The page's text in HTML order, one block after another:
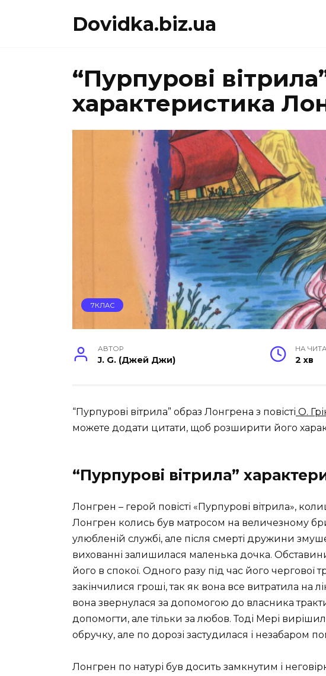
Dovidka.biz.ua
“Пурпурові
характеристика
7КЛАС
АВТОР
J. G. (Джей Джи)
НА
2 хв
“Пурпурові вітрила” образ Лонгрена з повісті О.
можете додати цитати, щоб розширити його
“Пурпурові вітрила”
Лонгрен – герой повісті «Пурпурові вітрила»,
Лонгрен колись був матросом на величезному
улюбленій службі, але після смерті дружини
вихованні залишилася маленька дочка.
його в спокої. Одного разу під час його чергової
закінчилися гроші, так як вона все витратила на
вона звернулася за допомогою до власника
допомогти, але тільки за любов. Тоді Мері
обручку, але по дорозі застудилася і незабаром
Лонгрен по натурі був досить замкнутим і